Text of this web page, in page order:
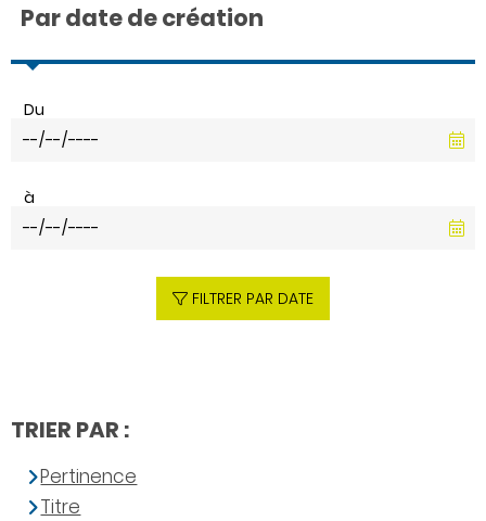
Par date de création
Du
à
FILTRER PAR DATE
TRIER PAR :
Pertinence
Titre